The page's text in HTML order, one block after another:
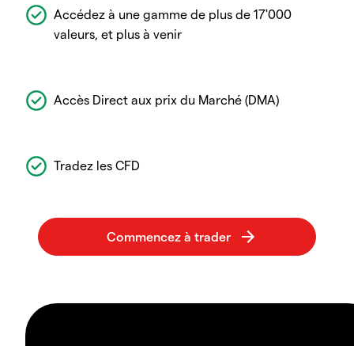
Accédez à une gamme de plus de 17'000
valeurs, et plus à venir
Accès Direct aux prix du Marché (DMA)
Tradez les CFD